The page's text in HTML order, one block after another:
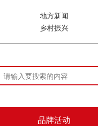
地方新闻
乡村振兴
品牌活动